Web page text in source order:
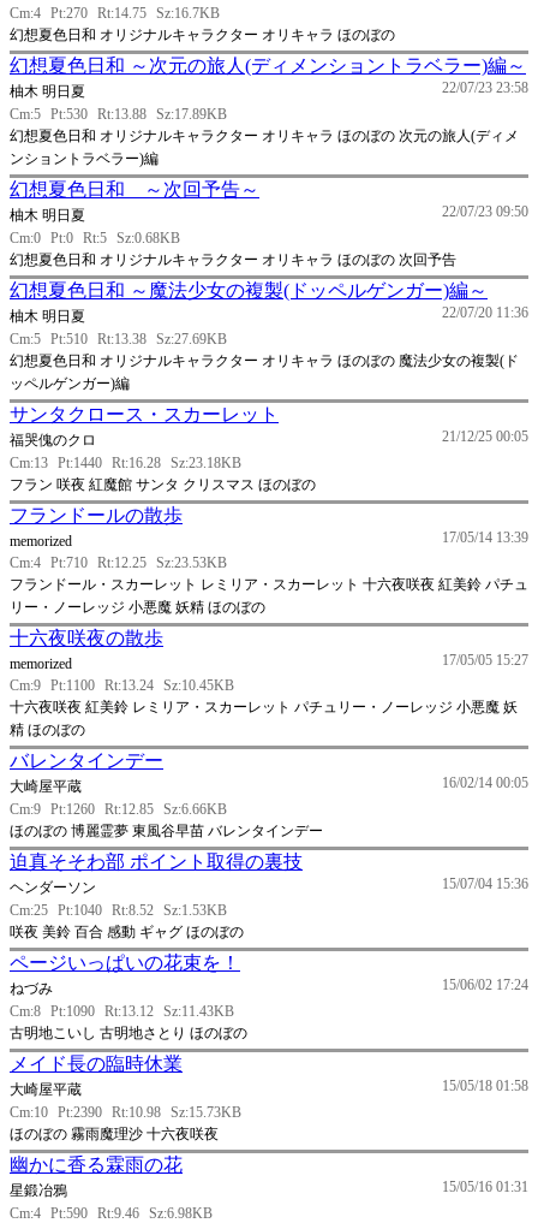
Cm:4 Pt:270 Rt:14.75 Sz:16.7KB
幻想夏色日和 オリジナルキャラクター オリキャラ ほのぼの
幻想夏色日和 ～次元の旅人(ディメンショントラベラー)編～
22/07/23 23:58
柚木 明日夏
Cm:5 Pt:530 Rt:13.88 Sz:17.89KB
幻想夏色日和 オリジナルキャラクター オリキャラ ほのぼの 次元の旅人(ディメ
ンショントラベラー)編
幻想夏色日和 ～次回予告～
22/07/23 09:50
柚木 明日夏
Cm:0 Pt:0 Rt:5 Sz:0.68KB
幻想夏色日和 オリジナルキャラクター オリキャラ ほのぼの 次回予告
幻想夏色日和 ～魔法少女の複製(ドッペルゲンガー)編～
22/07/20 11:36
柚木 明日夏
Cm:5 Pt:510 Rt:13.38 Sz:27.69KB
幻想夏色日和 オリジナルキャラクター オリキャラ ほのぼの 魔法少女の複製(ド
ッペルゲンガー)編
サンタクロース・スカーレット
21/12/25 00:05
福哭傀のクロ
Cm:13 Pt:1440 Rt:16.28 Sz:23.18KB
フラン 咲夜 紅魔館 サンタ クリスマス ほのぼの
フランドールの散歩
17/05/14 13:39
memorized
Cm:4 Pt:710 Rt:12.25 Sz:23.53KB
フランドール・スカーレット レミリア・スカーレット 十六夜咲夜 紅美鈴 パチュ
リー・ノーレッジ 小悪魔 妖精 ほのぼの
十六夜咲夜の散歩
17/05/05 15:27
memorized
Cm:9 Pt:1100 Rt:13.24 Sz:10.45KB
十六夜咲夜 紅美鈴 レミリア・スカーレット パチュリー・ノーレッジ 小悪魔 妖
精 ほのぼの
バレンタインデー
16/02/14 00:05
大崎屋平蔵
Cm:9 Pt:1260 Rt:12.85 Sz:6.66KB
ほのぼの 博麗霊夢 東風谷早苗 バレンタインデー
迫真そそわ部 ポイント取得の裏技
15/07/04 15:36
ヘンダーソン
Cm:25 Pt:1040 Rt:8.52 Sz:1.53KB
咲夜 美鈴 百合 感動 ギャグ ほのぼの
ページいっぱいの花束を！
15/06/02 17:24
ねづみ
Cm:8 Pt:1090 Rt:13.12 Sz:11.43KB
古明地こいし 古明地さとり ほのぼの
メイド長の臨時休業
15/05/18 01:58
大崎屋平蔵
Cm:10 Pt:2390 Rt:10.98 Sz:15.73KB
ほのぼの 霧雨魔理沙 十六夜咲夜
幽かに香る霖雨の花
15/05/16 01:31
星鍛冶鴉
Cm:4 Pt:590 Rt:9.46 Sz:6.98KB